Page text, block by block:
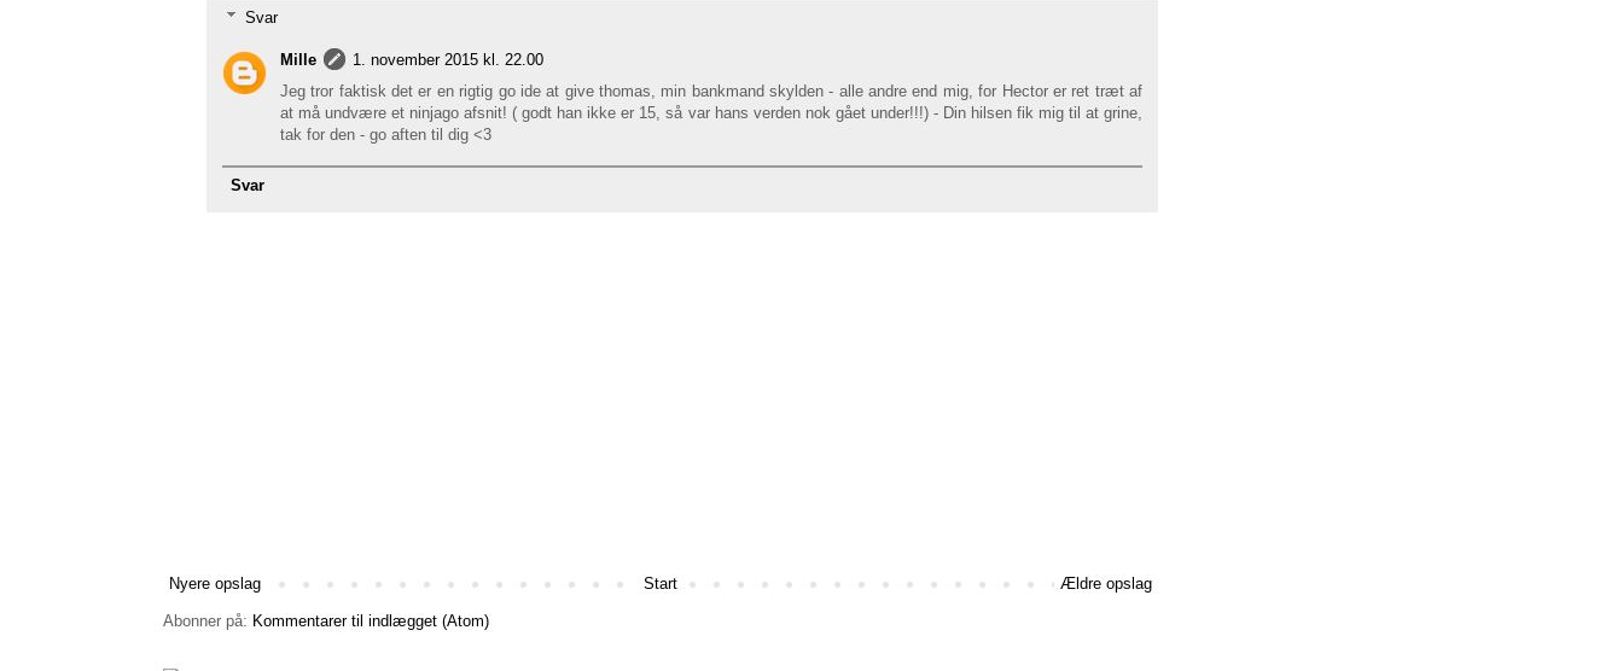
Svar
Mille
1. november 2015 kl. 22.00
Jeg tror faktisk det er en rigtig go ide at give thomas, min bankmand skylden - alle andre end mig, for Hector er ret træt af
at må undvære et ninjago afsnit! ( godt han ikke er 15, så var hans verden nok gået under!!!) - Din hilsen fik mig til at grine,
tak for den - go aften til dig <3
Svar
Nyere opslag Ældre opslag
Start
Abonner på: Kommentarer til indlægget (Atom)